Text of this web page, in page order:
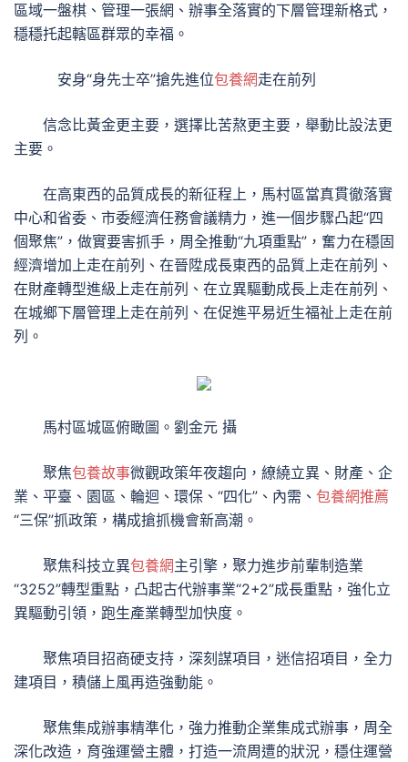
區域一盤棋、管理一張網、辦事全落實的下層管理新格式，
穩穩托起轄區群眾的幸福。
安身“身先士卒”搶先進位包養網走在前列
信念比黃金更主要，選擇比苦熬更主要，舉動比設法更
主要。
在高東西的品質成長的新征程上，馬村區當真貫徹落實
中心和省委、市委經濟任務會議精力，進一個步驟凸起“四
個聚焦”，做實要害抓手，周全推動“九項重點”，奮力在穩固
經濟增加上走在前列、在晉陞成長東西的品質上走在前列、
在財產轉型進級上走在前列、在立異驅動成長上走在前列、
在城鄉下層管理上走在前列、在促進平易近生福祉上走在前
列。
馬村區城區俯瞰圖。劉金元 攝
聚焦包養故事微觀政策年夜趨向，繚繞立異、財產、企
業、平臺、園區、輪迴、環保、“四化”、內需、 包養網推薦
“三保”抓政策，構成搶抓機會新高潮。
聚焦科技立異包養網主引擎，聚力進步前輩制造業
“3252”轉型重點，凸起古代辦事業“2+2”成長重點，強化立
異驅動引領，跑生產業轉型加快度。
聚焦項目招商硬支持，深刻謀項目，迷信招項目，全力
建項目，積儲上風再造強動能。
聚焦集成辦事精準化，強力推動企業集成式辦事，周全
深化改造，育強運營主體，打造一流周遭的狀況，穩住運營